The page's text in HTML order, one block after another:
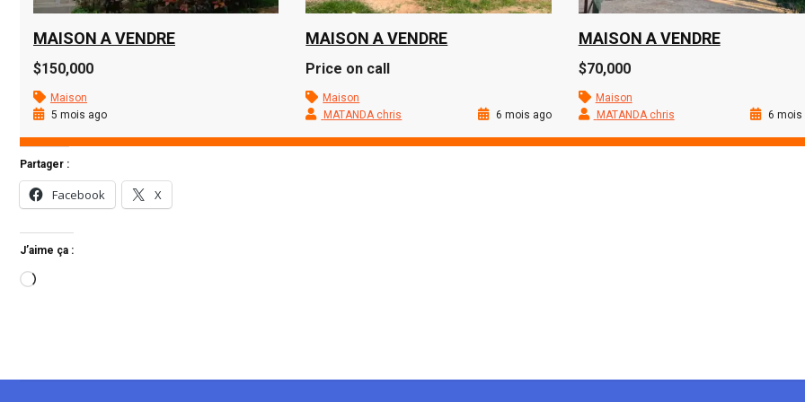
MAISON A VENDRE
$150,000
Maison
5 mois ago
MAISON A VENDRE
Price on call
Maison
MATANDA chris
6 mois ago
MAISON A VENDRE
$70,000
Maison
MATANDA chris
6 mois
Partager :
Facebook X
J’aime ça :
Chargement…